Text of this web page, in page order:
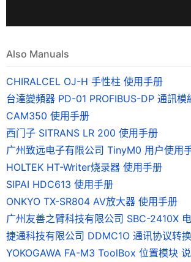
Also Manuals
CHIRALCEL OJ-H 手性柱 使用手册
台達變頻器 PD-01 PROFIBUS-DP 通訊模
CAM350 使用手册
西门子 SITRANS LR 200 使用手册
广州致远电子有限公司 TinyM0 用户使用
HOLTEK HT-Writer烧录器 使用手册
SIPAI HDC613 使用手册
ONKYO TX-SR804 AV放大器 使用手册
捷通科技有限公司 DDMC1O 通讯协议转
YOKOGAWA FA-M3 ToolBox 位置模块